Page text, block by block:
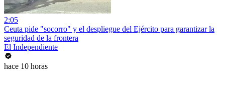
2:05
Ceuta pide "socorro" y el despliegue del Ejército para garantizar la
seguridad de la frontera
El Independiente
hace 10 horas